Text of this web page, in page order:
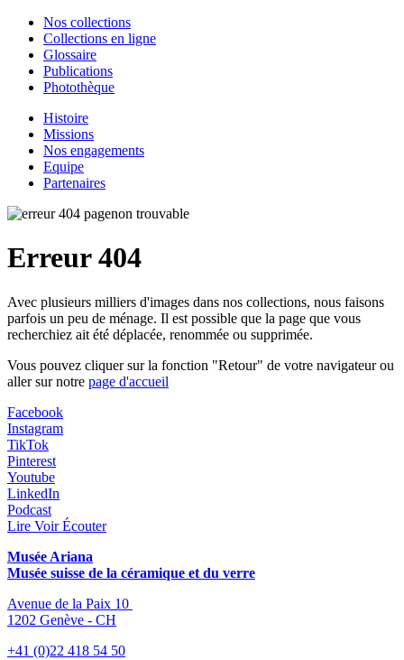
Nos collections
Collections en ligne
Glossaire
Publications
Photothèque
Histoire
Missions
Nos engagements
Equipe
Partenaires
Erreur 404
Avec plusieurs milliers d'images dans nos collections, nous faisons
parfois un peu de ménage. Il est possible que la page que vous
recherchiez ait été déplacée, renommée ou supprimée.
Vous pouvez cliquer sur la fonction "Retour" de votre navigateur ou
aller sur notre page d'accueil
Facebook
Instagram
TikTok
Pinterest
Youtube
LinkedIn
Podcast
Lire Voir Écouter
Musée Ariana
Musée suisse de la céramique et du verre
Avenue de la Paix 10
1202 Genève - CH
+41 (0)22 418 54 50